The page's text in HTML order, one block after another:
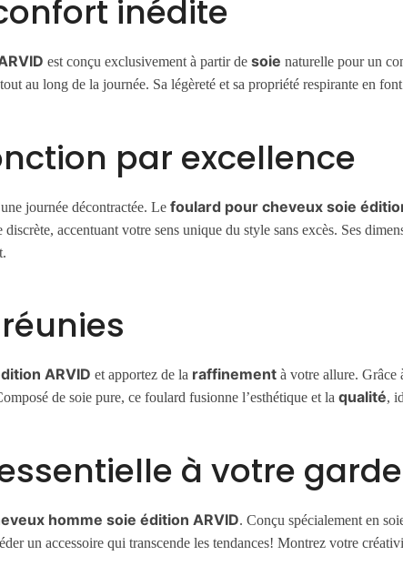
inédite
est conçu exclusivement à partir desoie naturelle pour un
au long de la journée. Sa légèreté et sa propriété respirante en
par excellence
journée décontractée. Lefoulard pour cheveux soie
accentuant votre sens unique du style sans excès. Ses
ARVID et apportez de la raffinement à votre allure. Grâce
de soie pure, ce foulard fusionne l’esthétique et laqualité,
à votre
homme soie édition ARVID. Conçu spécialement en
un accessoire qui transcende les tendances! Montrez votre